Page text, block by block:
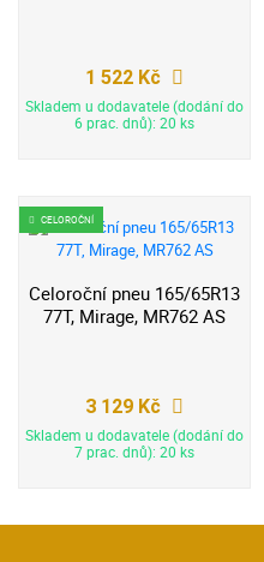
1 522 Kč
Skladem u dodavatele (dodání do
6 prac. dnů): 20 ks
CELOROČNÍ
Celoroční pneu 165/65R13
77T, Mirage, MR762 AS
3 129 Kč
Skladem u dodavatele (dodání do
7 prac. dnů): 20 ks